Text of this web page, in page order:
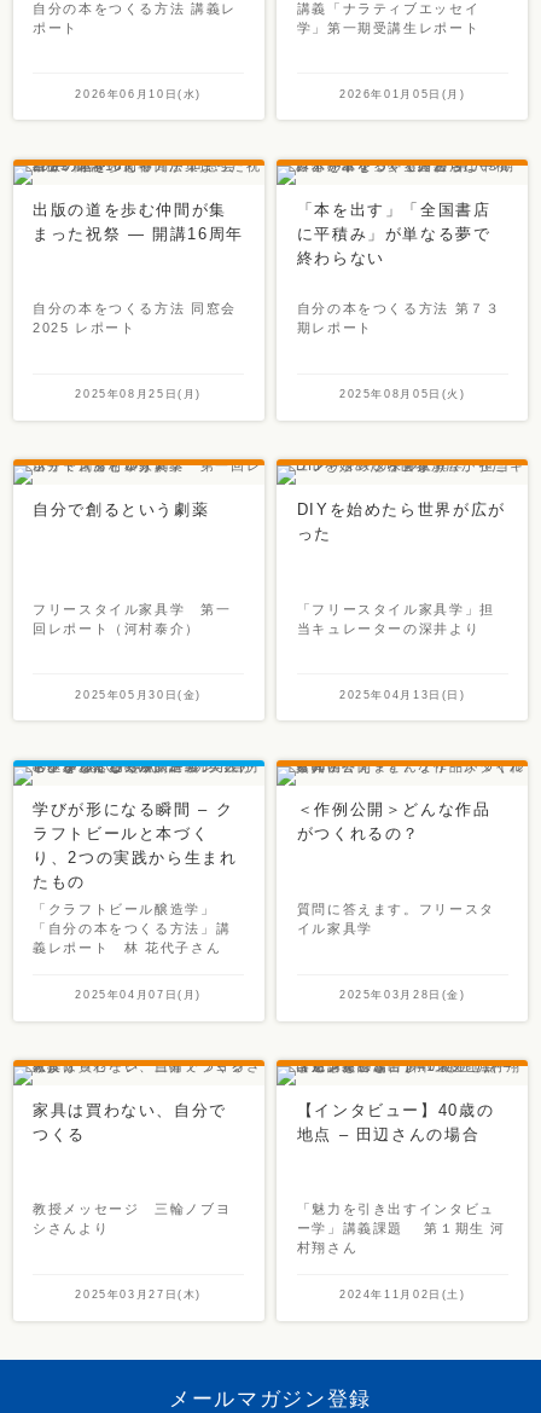
自分の本をつくる方法 講義レ
ポート
2026年06月10日(水)
講義「ナラティブエッセイ
学」第一期受講生レポート
2026年01月05日(月)
出版の道を歩む仲間が集
まった祝祭 ― 開講16周年
自分の本をつくる方法 同窓会
2025 レポート
2025年08月25日(月)
「本を出す」「全国書店
に平積み」が単なる夢で
終わらない
自分の本をつくる方法 第７３
期レポート
2025年08月05日(火)
自分で創るという劇薬
フリースタイル家具学 第一
回レポート（河村泰介）
2025年05月30日(金)
DIYを始めたら世界が広が
った
「フリースタイル家具学」担
当キュレーターの深井より
2025年04月13日(日)
学びが形になる瞬間 – ク
ラフトビールと本づく
り、2つの実践から生まれ
たもの
「クラフトビール醸造学」
「自分の本をつくる方法」講
義レポート 林 花代子さん
2025年04月07日(月)
＜作例公開＞どんな作品
がつくれるの？
質問に答えます。フリースタ
イル家具学
2025年03月28日(金)
家具は買わない、自分で
つくる
教授メッセージ 三輪ノブヨ
シさんより
2025年03月27日(木)
【インタビュー】40歳の
地点 – 田辺さんの場合
「魅力を引き出すインタビュ
ー学」講義課題 第１期生 河
村翔さん
2024年11月02日(土)
メールマガジン登録